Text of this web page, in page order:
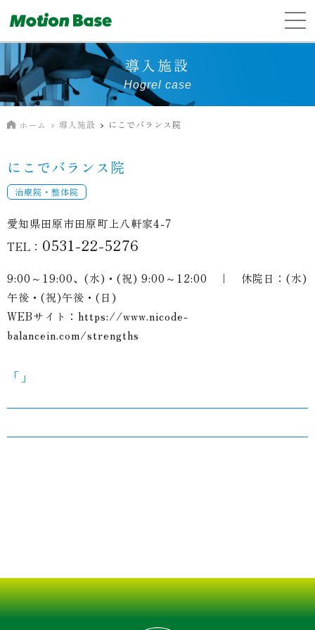
導入施設
Hogrel case
ホーム 導入施設 にこでバランス院
にこでバランス院
治療院・整体院
愛知県田原市田原町上八軒家4-7
TEL： 0531-22-5276
9:00～19:00、(水)・(祝) 9:00～12:00 ｜ 休院日：(水)
午後・(祝)午後・(日)
WEBサイト： https://www.nicode-
balancein.com/strengths
「」